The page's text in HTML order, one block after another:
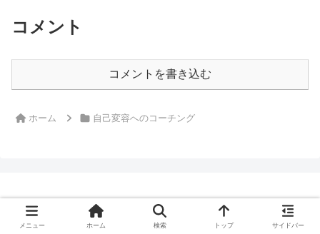
コメント
コメントを書き込む
ホーム 自己変容へのコーチング
ISAT自己変容メソッド
メニュー ホーム 検索 トップ サイドバー